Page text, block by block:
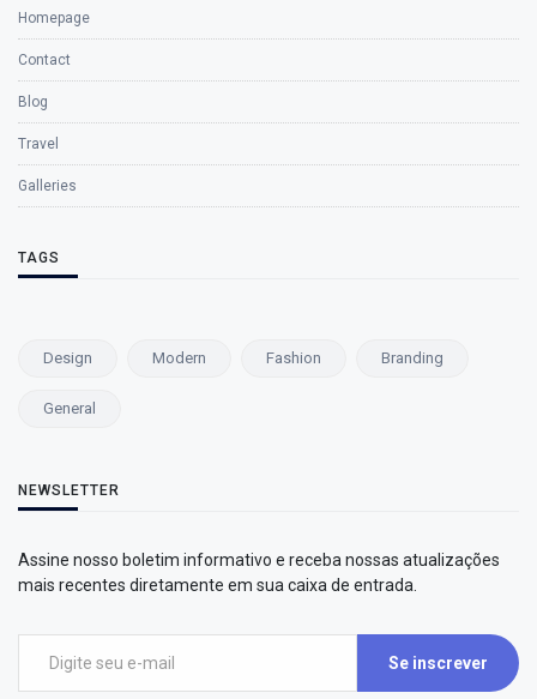
Homepage
Contact
Blog
Travel
Galleries
TAGS
Design Modern Fashion Branding
General
NEWSLETTER
Assine nosso boletim informativo e receba nossas atualizações
mais recentes diretamente em sua caixa de entrada.
Se inscrever